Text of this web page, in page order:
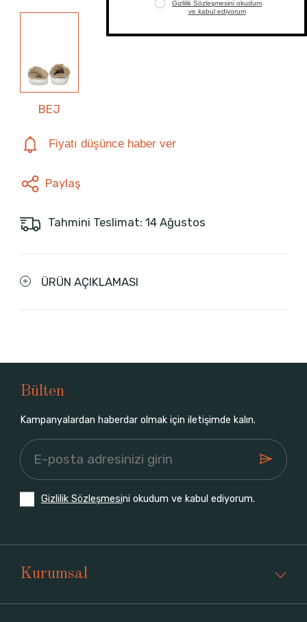
BEJ
Fiyatı düşünce haber ver
Paylaş
Tahmini Teslimat: 14 Ağustos
ÜRÜN AÇIKLAMASI
Bülten
Kampanyalardan haberdar olmak için iletişimde kalın.
Gizlilik Sözleşmesini okudum ve kabul ediyorum.
Kurumsal